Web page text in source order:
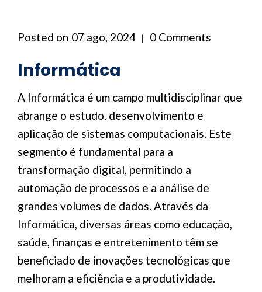
Posted on 07 ago, 2024 0 Comments
Informática
A Informática é um campo multidisciplinar que
abrange o estudo, desenvolvimento e
aplicação de sistemas computacionais. Este
segmento é fundamental para a
transformação digital, permitindo a
automação de processos e a análise de
grandes volumes de dados. Através da
Informática, diversas áreas como educação,
saúde, finanças e entretenimento têm se
beneficiado de inovações tecnológicas que
melhoram a eficiência e a produtividade.